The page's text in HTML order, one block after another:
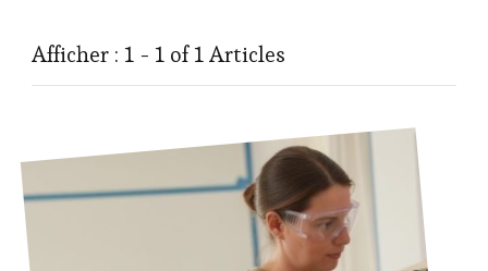
Afficher : 1 - 1 of 1 Articles